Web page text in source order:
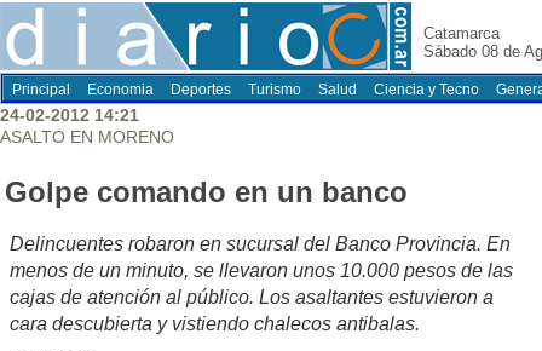
Catamarca
Sábado 08 de
Principal Economia Deportes Turismo Salud Ciencia y Tecno
24-02-2012 14:21
ASALTO EN MORENO
Golpe comando en un banco
Delincuentes robaron en sucursal del Banco Provincia. En
menos de un minuto, se llevaron unos 10.000 pesos de las
cajas de atención al público. Los asaltantes estuvieron a
cara descubierta y vistiendo chalecos antibalas.